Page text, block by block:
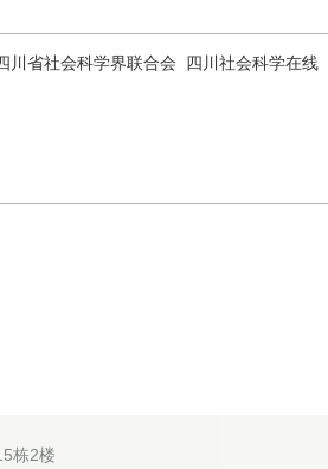
川省社会科学界联合会 四川社会科学在线
栋2楼